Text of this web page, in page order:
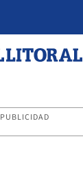
PUBLICIDAD